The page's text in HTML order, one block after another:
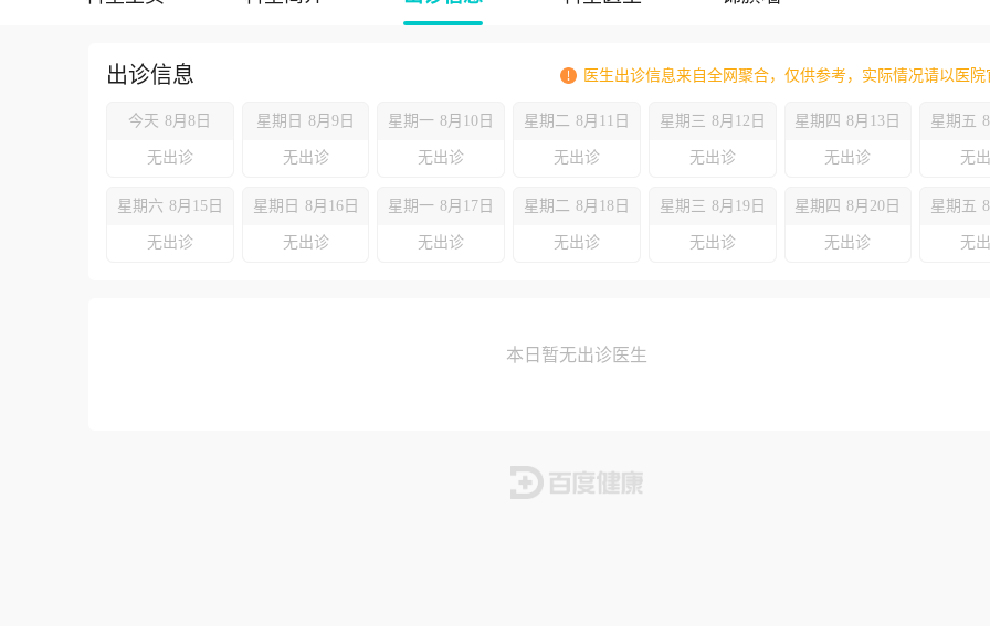
出诊信息 医生出诊信息来自全网聚合，仅供参考，实际情况请以医院
今天 8月8日
无出诊
星期日 8月9日
无出诊
星期一 8月10日
无出诊
星期二 8月11日
无出诊
星期三 8月12日
无出诊
星期四 8月13日
无出诊
星期五
无
星期六 8月15日
无出诊
星期日 8月16日
无出诊
星期一 8月17日
无出诊
星期二 8月18日
无出诊
星期三 8月19日
无出诊
星期四 8月20日
无出诊
星期五
无
本日暂无出诊医生